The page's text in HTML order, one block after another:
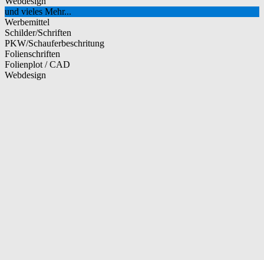
und vieles Mehr...
Werbemittel
Schilder/Schriften
PKW/Schauferbeschritung
Folienschriften
Folienplot / CAD
Webdesign